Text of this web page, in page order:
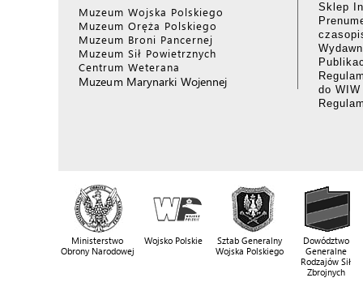
Muzeum Wojska Polskiego
Muzeum Oręża Polskiego
Muzeum Broni Pancernej
Muzeum Sił Powietrznych
Centrum Weterana
Muzeum Marynarki Wojennej
Sklep
do WIW
Ministerstwo
Obrony Narodowej
Wojsko Polskie
Sztab Generalny
Wojska Polskiego
Dowództwo
Generalne
Rodzajów Sił
Zbrojnych